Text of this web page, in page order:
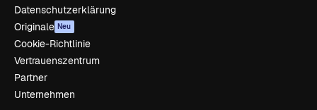
Datenschutzerklärung
Originale Neu
Cookie-Richtlinie
Vertrauenszentrum
Partner
Unternehmen